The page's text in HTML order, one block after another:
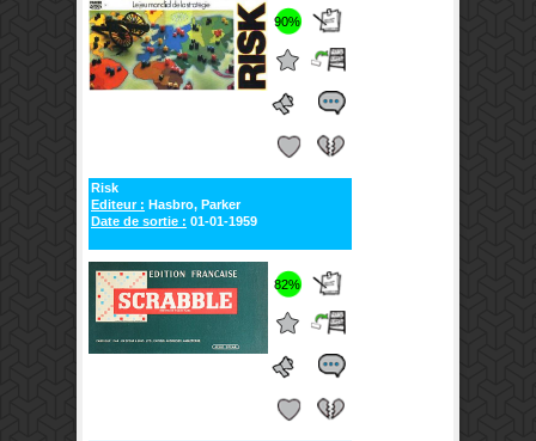
90%
Risk
Editeur : Hasbro, Parker
Date de sortie : 01-01-1959
82%